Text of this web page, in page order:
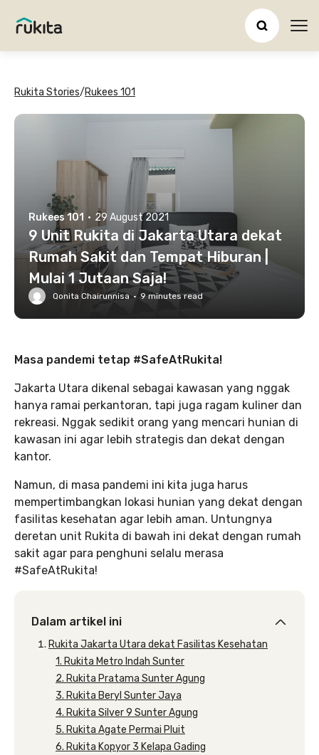
Rukita Stories/Rukees 101
Rukees 101 · 29 August 2021
9 Unit Rukita di Jakarta Utara dekat
Rumah Sakit dan Tempat Hiburan |
Mulai 1 Jutaan Saja!
Qonita Chairunnisa · 9 minutes read
Masa pandemi tetap #SafeAtRukita!
Jakarta Utara dikenal sebagai kawasan yang nggak
hanya ramai perkantoran, tapi juga ragam kuliner dan
rekreasi. Nggak sedikit orang yang mencari hunian di
kawasan ini agar lebih strategis dan dekat dengan
kantor.
Namun, di masa pandemi ini kita juga harus
mempertimbangkan lokasi hunian yang dekat dengan
fasilitas kesehatan agar lebih aman. Untungnya
deretan unit Rukita di bawah ini dekat dengan rumah
sakit agar para penghuni selalu merasa
#SafeAtRukita!
Dalam artikel ini
Rukita Jakarta Utara dekat Fasilitas Kesehatan
1. Rukita Metro Indah Sunter
2. Rukita Pratama Sunter Agung
3. Rukita Beryl Sunter Jaya
4. Rukita Silver 9 Sunter Agung
5. Rukita Agate Permai Pluit
6. Rukita Kopyor 3 Kelapa Gading